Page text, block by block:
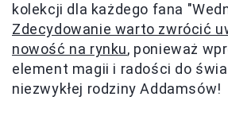
kolekcji dla każdego fana
Zdecydowanie warto zwrócić
nowość na rynku, ponieważ
element magii i radości do
niezwykłej rodziny Addamsów!